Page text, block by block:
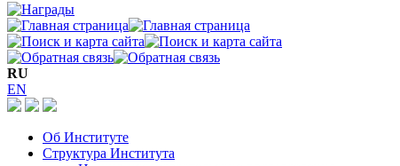
RU
EN
Об Институте
Структура Института